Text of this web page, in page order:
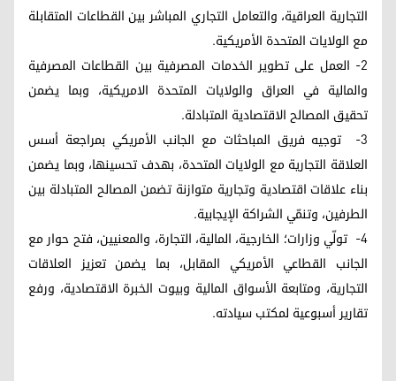
التجارية العراقية، والتعامل التجاري المباشر بين القطاعات المتقابلة
مع الولايات المتحدة الأمريكية.
2- العمل على تطوير الخدمات المصرفية بين القطاعات المصرفية
والمالية في العراق والولايات المتحدة الامريكية، وبما يضمن
تحقيق المصالح الاقتصادية المتبادلة.
3- توجيه فريق المباحثات مع الجانب الأمريكي بمراجعة أسس
العلاقة التجارية مع الولايات المتحدة، بهدف تحسينها، وبما يضمن
بناء علاقات اقتصادية وتجارية متوازنة تضمن المصالح المتبادلة بين
الطرفين، وتنمّي الشراكة الإيجابية.
4- تولّي وزارات؛ الخارجية، المالية، التجارة، والمعنيين، فتح حوار مع
الجانب القطاعي الأمريكي المقابل، بما يضمن تعزيز العلاقات
التجارية، ومتابعة الأسواق المالية وبيوت الخبرة الاقتصادية، ورفع
تقارير أسبوعية لمكتب سيادته.